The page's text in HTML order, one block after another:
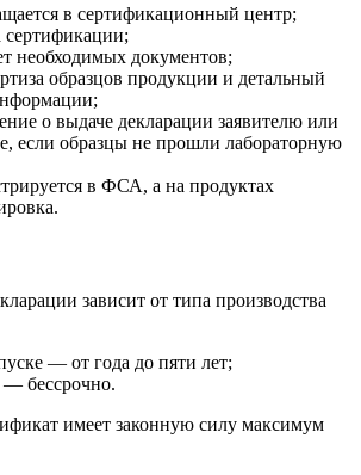
в сертификационный центр;
сертификации;
необходимых документов;
образцов продукции и детальный
о выдаче декларации заявителю или
если образцы не прошли лабораторную
в ФСА, а на продуктах
зависит от типа производства
— от года до пяти лет;
— бессрочно.
имеет законную силу максимум